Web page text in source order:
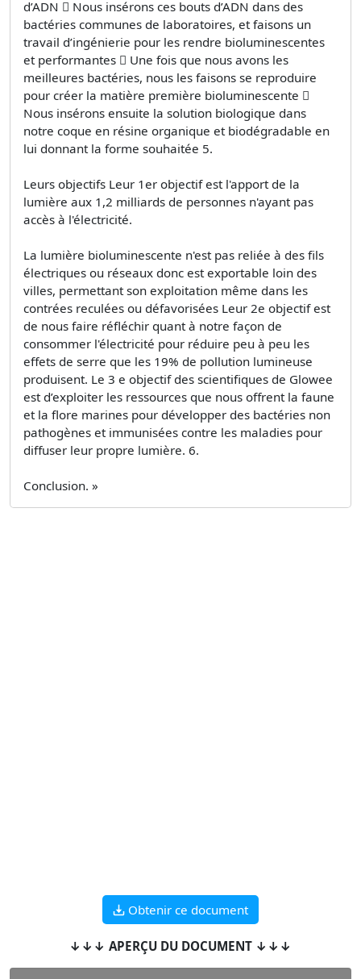
d’ADN  Nous insérons ces bouts d’ADN dans des
bactéries communes de laboratoires, et faisons un
travail d’ingénierie pour les rendre bioluminescentes
et performantes  Une fois que nous avons les
meilleures bactéries, nous les faisons se reproduire
pour créer la matière première bioluminescente 
Nous insérons ensuite la solution biologique dans
notre coque en résine organique et biodégradable en
lui donnant la forme souhaitée 5.
Leurs objectifs Leur 1er objectif est l'apport de la
lumière aux 1,2 milliards de personnes n'ayant pas
accès à l'électricité.
La lumière bioluminescente n'est pas reliée à des fils
électriques ou réseaux donc est exportable loin des
villes, permettant son exploitation même dans les
contrées reculées ou défavorisées Leur 2e objectif est
de nous faire réfléchir quant à notre façon de
consommer l'électricité pour réduire peu à peu les
effets de serre que les 19% de pollution lumineuse
produisent. Le 3 e objectif des scientifiques de Glowee
est d’exploiter les ressources que nous offrent la faune
et la flore marines pour développer des bactéries non
pathogènes et immunisées contre les maladies pour
diffuser leur propre lumière. 6.
Conclusion. »
Obtenir ce document
↓↓↓ APERÇU DU DOCUMENT ↓↓↓